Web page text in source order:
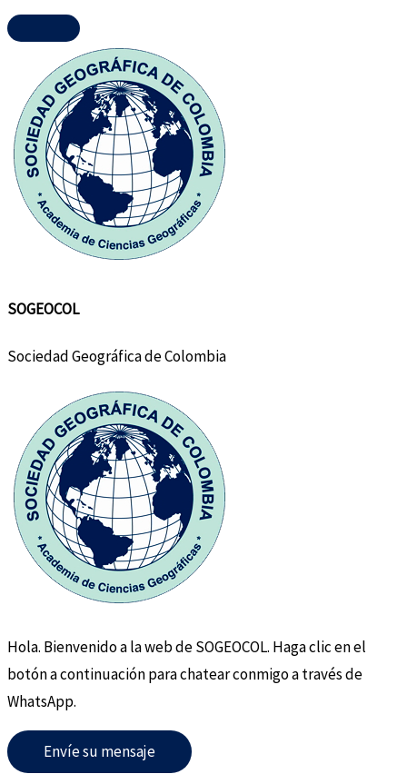
SOGEOCOL
Sociedad Geográfica de Colombia
Hola. Bienvenido a la web de SOGEOCOL. Haga clic en el
botón a continuación para chatear conmigo a través de
WhatsApp.
Envíe su mensaje